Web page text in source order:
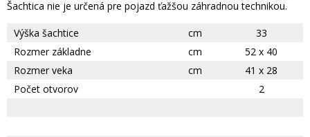
Šachtica nie je určená pre pojazd ťažšou záhradnou technikou.
Výška šachtice cm
33
Rozmer základne
cm
52 x 40
Rozmer veka
cm
41 x 28
Počet otvorov
2